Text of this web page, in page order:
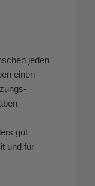
jeden
einen
gut
und für